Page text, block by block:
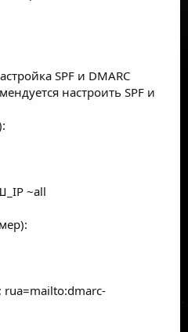
SPF и DMARC
настроить SPF и
~all
rua=mailto:dmarc-